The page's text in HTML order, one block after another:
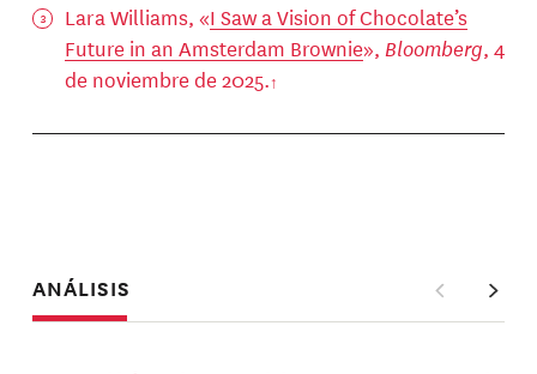
Lara Williams, «I Saw a Vision of Chocolate’s
Future in an Amsterdam Brownie», Bloomberg, 4
de noviembre de 2025.
ANÁLISIS